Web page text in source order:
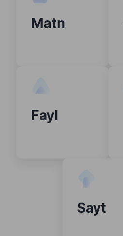
Matn
Fayl
Sayt